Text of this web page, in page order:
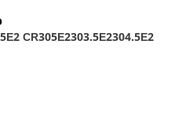
CR305E2303.5E2304.5E2